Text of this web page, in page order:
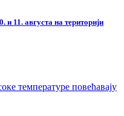
и 11. августа на територији